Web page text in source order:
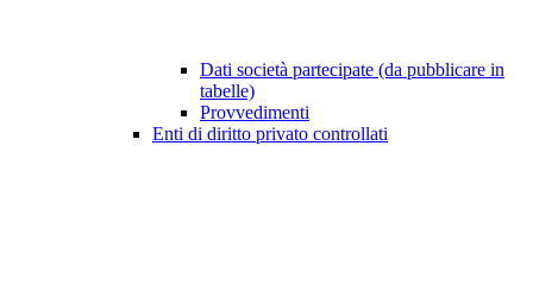
Dati società partecipate (da pubblicare in
tabelle)
Provvedimenti
Enti di diritto privato controllati